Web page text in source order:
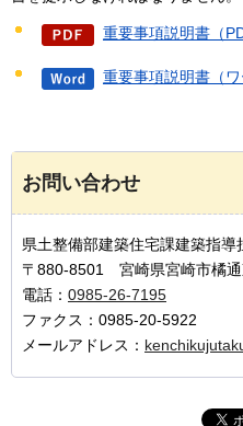
重要事項説明書（
重要事項説明書（ワ
お問い合わせ
県土整備部建築住宅課建築指導
〒880-8501 宮崎県宮崎市橘
電話： 0985-26-7195
ファクス：0985-20-5922
メールアドレス：